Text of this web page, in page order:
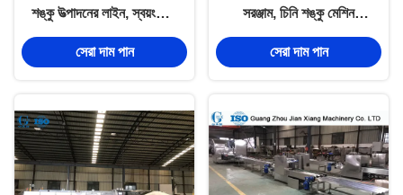
শঙ্কু উত্পাদনের লাইন, স্বয়ংক্রিয়
শঙ্কু মেশিন
L12.2xW2.1xH2M
সেরা দাম পান
সরঞ্জাম, চিনি শঙ্কু মেশিন
7000kg
সেরা দাম পান